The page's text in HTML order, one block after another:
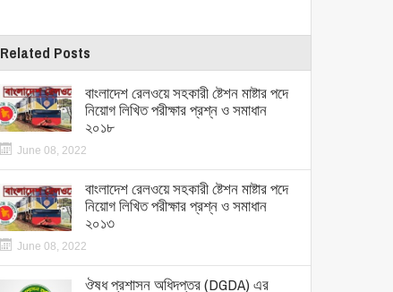
Related Posts
বাংলাদেশ রেলওয়ে সহকারী ষ্টেশন মাষ্টার পদে
নিয়োগ লিখিত পরীক্ষার প্রশ্ন ও সমাধান
২০১৮
June 08, 2022
বাংলাদেশ রেলওয়ে সহকারী ষ্টেশন মাষ্টার পদে
নিয়োগ লিখিত পরীক্ষার প্রশ্ন ও সমাধান
২০১৩
June 08, 2022
ঔষধ প্রশাসন অধিদপ্তর (DGDA) এর